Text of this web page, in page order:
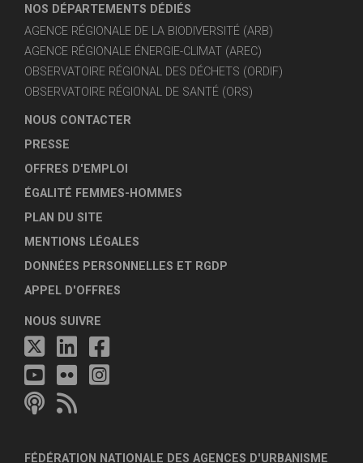
NOS DÉPARTEMENTS DÉDIÉS
AGENCE RÉGIONALE DE LA BIODIVERSITÉ (ARB)
AGENCE RÉGIONALE ÉNERGIE-CLIMAT (AREC)
OBSERVATOIRE RÉGIONAL DES DÉCHETS (ORDIF)
OBSERVATOIRE RÉGIONAL DE SANTÉ (ORS)
NOUS CONTACTER
PRESSE
OFFRES D'EMPLOI
ÉGALITÉ FEMMES-HOMMES
PLAN DU SITE
MENTIONS LÉGALES
DONNÉES PERSONNELLES ET RGDP
APPEL D'OFFRES
NOUS SUIVRE
FÉDÉRATION NATIONALE DES AGENCES D'URBANISME